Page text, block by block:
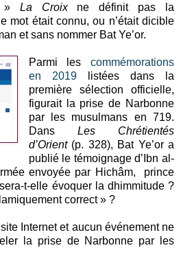
» La Croixne définit pas la
mot était connu, ou n’était dicible
et sans nommer Bat Ye’or.
Parmi les commémorations
en 2019listées dans la
première sélection officielle,
figurait la prise de Narbonne
par les musulmans en 719.
Dans Les Chrétientés
d’Orient(p. 328), Bat Ye’or a
publié le témoignage d’Ibn al-
envoyée par Hichâm, prince
t-elle évoquer la dhimmitude ?
correct » ?
Internet et aucun événement ne
la prise de Narbonne par les